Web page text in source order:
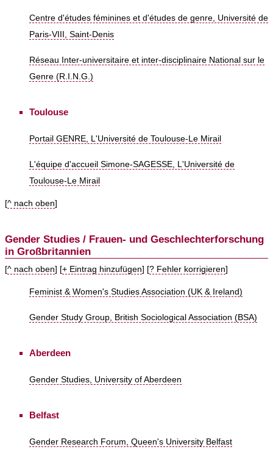
Centre d'études féminines et d'études de genre, Université de
Paris-VIII, Saint-Denis
Réseau Inter-universitaire et inter-disciplinaire National sur le
Genre (R.I.N.G.)
Toulouse
Portail GENRE, L'Université de Toulouse-Le Mirail
L'équipe d'accueil Simone-SAGESSE, L'Université de
Toulouse-Le Mirail
[^ nach oben]
Gender Studies / Frauen- und Geschlechterforschung
in Großbritannien
[^ nach oben] [+ Eintrag hinzufügen] [? Fehler korrigieren]
Feminist & Women's Studies Association (UK & Ireland)
Gender Study Group, British Sociological Association (BSA)
Aberdeen
Gender Studies, University of Aberdeen
Belfast
Gender Research Forum, Queen's University Belfast